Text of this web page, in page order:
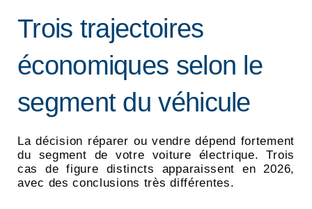
Trois trajectoires
économiques selon le
segment du véhicule
La décision réparer ou vendre dépend fortement
du segment de votre voiture électrique. Trois
cas de figure distincts apparaissent en 2026,
avec des conclusions très différentes.